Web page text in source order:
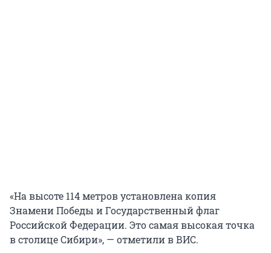
«На высоте 114 метров установлена копия
Знамени Победы и Государственный флаг
Российской Федерации. Это самая высокая точка
в столице Сибири», — отметили в ВИС.